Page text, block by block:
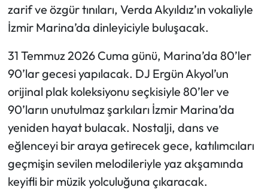
zarif ve özgür tınıları, Verda Akyıldız’ın vokaliyle
İzmir Marina’da dinleyiciyle buluşacak.
31 Temmuz 2026 Cuma günü, Marina’da 80’ler
90’lar gecesi yapılacak. DJ Ergün Akyol’un
orijinal plak koleksiyonu seçkisiyle 80’ler ve
90’ların unutulmaz şarkıları İzmir Marina’da
yeniden hayat bulacak. Nostalji, dans ve
eğlenceyi bir araya getirecek gece, katılımcıları
geçmişin sevilen melodileriyle yaz akşamında
keyifli bir müzik yolculuğuna çıkaracak.